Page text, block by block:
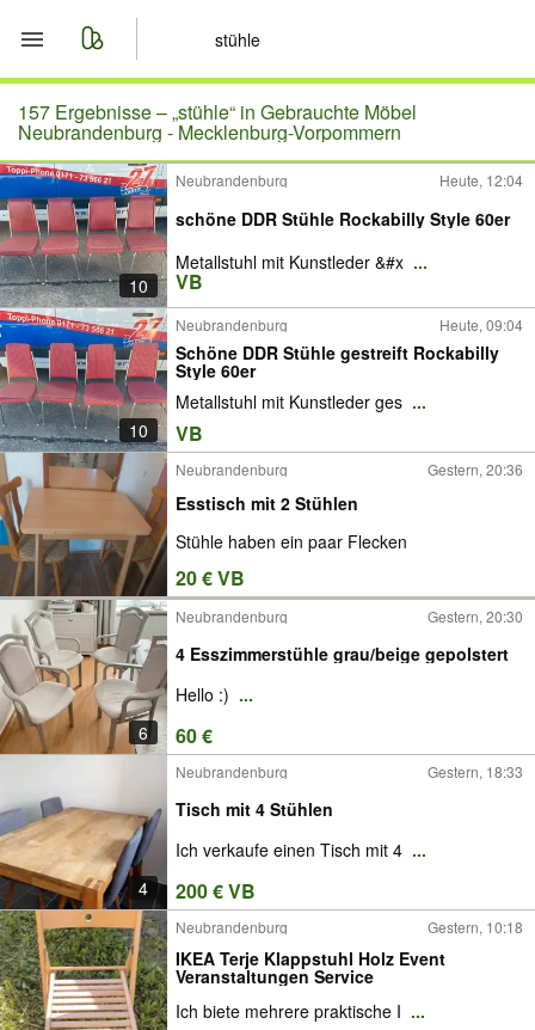
Start
Merkliste
Nachrichten
Anzeige aufgeben
157 Ergebnisse –„stühle“ in Gebrauchte Möbel
Neubrandenburg - Mecklenburg-Vorpommern
10
Neubrandenburg Heute, 12:04
schöne DDR Stühle Rockabilly Style 60er
Metallstuhl mit Kunstleder &#x ...
VB
10
Neubrandenburg Heute, 09:04
Schöne DDR Stühle gestreift Rockabilly
Style 60er
Metallstuhl mit Kunstleder ges ...
VB
Neubrandenburg Gestern, 20:36
Esstisch mit 2 Stühlen
Stühle haben ein paar Flecken
20 € VB
6
Neubrandenburg Gestern, 20:30
4 Esszimmerstühle grau/beige gepolstert
Hello :) ...
60 €
4
Neubrandenburg Gestern, 18:33
Tisch mit 4 Stühlen
Ich verkaufe einen Tisch mit 4 ...
200 € VB
Neubrandenburg Gestern, 10:18
IKEA Terje Klappstuhl Holz Event
Veranstaltungen Service
Ich biete mehrere praktische I ...